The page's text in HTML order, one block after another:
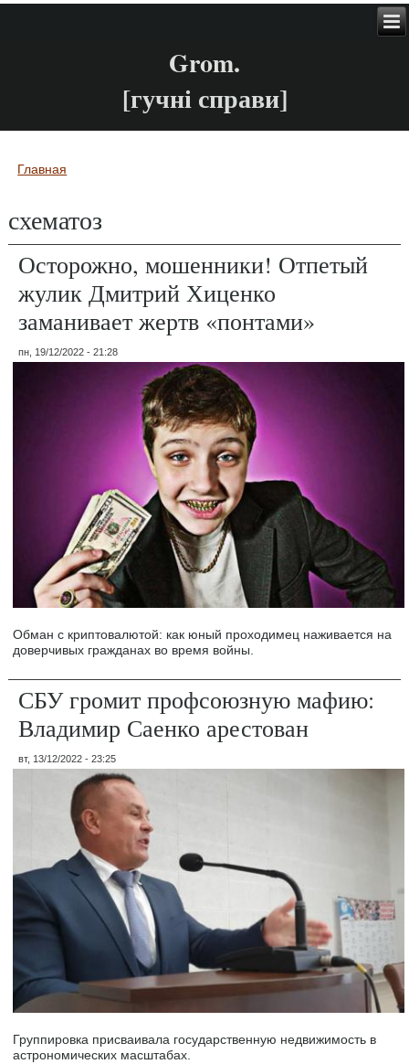
Grom.
[гучні справи]
Вы здесь
Главная
схематоз
Осторожно, мошенники! Отпетый
жулик Дмитрий Хиценко
заманивает жертв «понтами»
пн, 19/12/2022 - 21:28
Обман с криптовалютой: как юный проходимец наживается на
доверчивых гражданах во время войны.
СБУ громит профсоюзную мафию:
Владимир Саенко арестован
вт, 13/12/2022 - 23:25
Группировка присваивала государственную недвижимость в
астрономических масштабах.